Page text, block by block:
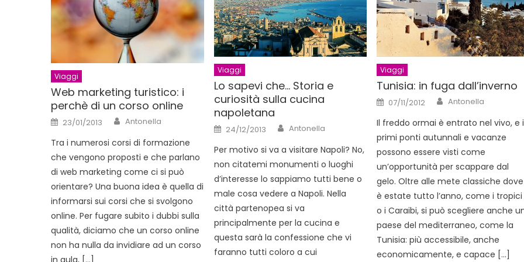
Viaggi
Web marketing turistico: i
perchè di un corso online
Posted
on
23/01/2013 Author
Antonella
Tra i numerosi corsi di formazione
che vengono proposti e che parlano
di web marketing come ci si può
orientare? Una buona idea è quella di
informarsi sui corsi che si svolgono
online. Per fugare subito i dubbi sulla
qualità, diciamo che un corso online
non ha nulla da invidiare ad un corso
in aula, […]
Viaggi
Lo sapevi che… Storia e
curiosità sulla cucina
napoletana
Posted
on
24/12/2013 Author
Antonella
Per motivo si va a visitare Napoli? No,
non citatemi monumenti o luoghi
d’interesse lo sappiamo tutti bene o
male cosa vedere a Napoli. Nella
città partenopea si va
principalmente per la cucina e
questa sarà la confessione che vi
faranno tutti coloro a cui
Viaggi
Tunisia: in fuga dall’inverno
Posted
on
07/11/2012 Author
Antonella
Il freddo ormai è entrato nel vivo, e i
primi ponti autunnali e vacanze
possono essere visti come
un’opportunità per scappare dal
gelo. Oltre alle mete classiche dove
è estate tutto l’anno, come i tropici
o i Caraibi, si può scegliere anche
paese del mediterraneo, come la
Tunisia: più accessibile, anche
economicamente, e capace […]